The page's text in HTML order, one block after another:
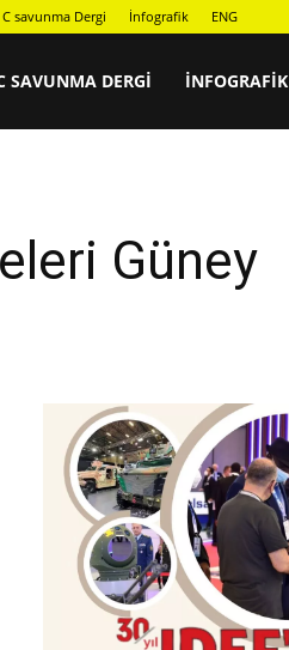
C savunma Dergi İnfografik ENG
SAVUNMA DERGI İNFOGRAFIK
Güney